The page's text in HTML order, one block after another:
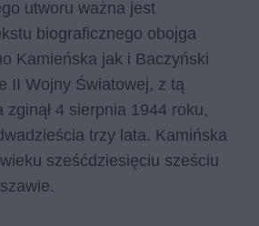
utworu ważna jest
biograficznego obojga
Kamieńska jak i Baczyński
II Wojny Światowej, z tą
zginął 4 sierpnia 1944 roku,
trzy lata. Kamińska
sześćdziesięciu sześciu